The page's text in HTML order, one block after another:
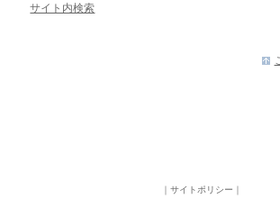
サイト内検索
｜ サイトポリシー ｜